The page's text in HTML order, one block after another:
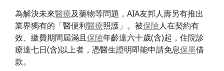
為解決未來醫療及藥物等問題，AIA友邦人壽另有推出
業界獨有的「醫便利醫療照護」。被保險人在契約有
效、繳費期間屆滿且保險年齡達六十歲(含)起，住院診
療達七日(含)以上者，憑醫生證明即能申請免息保單借
款。